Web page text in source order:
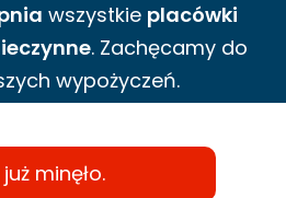
wszystkie placówki
. Zachęcamy do
wypożyczeń.
minęło.